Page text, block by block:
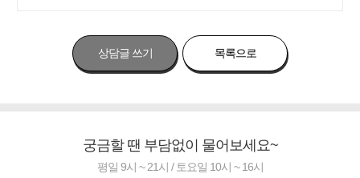
상담글 쓰기 목록으로
궁금할 땐 부담없이 물어보세요~
평일 9시 ~ 21시 / 토요일 10시 ~ 16시